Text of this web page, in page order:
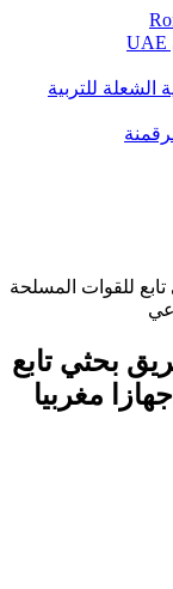
للتربية
للقوات المسلحة
بحثي تابع
مغربيا